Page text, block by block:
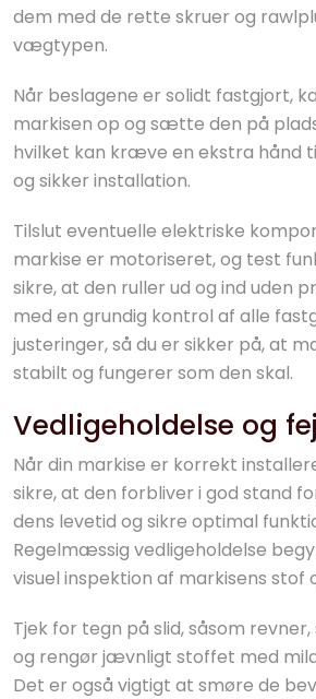
dem med de rette skruer og
vægtypen.
Når beslagene er solidt fastgjort,
markisen op og sætte den på
hvilket kan kræve en ekstra hånd
og sikker installation.
Tilslut eventuelle elektriske
markise er motoriseret, og test
sikre, at den ruller ud og ind uden
med en grundig kontrol af alle
justeringer, så du er sikker på, at
stabilt og fungerer som den skal.
Vedligeholdelse og
Når din markise er korrekt
sikre, at den forbliver i god stand
dens levetid og sikre optimal
Regelmæssig vedligeholdelse
visuel inspektion af markisens stof
Tjek for tegn på slid, såsom
og rengør jævnligt stoffet med
Det er også vigtigt at smøre de